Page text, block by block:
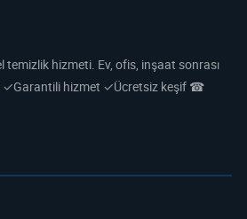
hizmeti. Ev, ofis, inşaat sonrası
✓Garantili hizmet ✓Ücretsiz keşif ☎